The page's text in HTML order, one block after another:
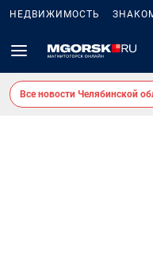
НЕДВИЖИМОСТЬ
Все новости Челябинской